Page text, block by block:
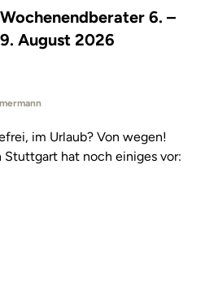
Wochenendberater 6. –
9. August 2026
im Urlaub? Von wegen!
Stuttgart hat noch einiges vor: